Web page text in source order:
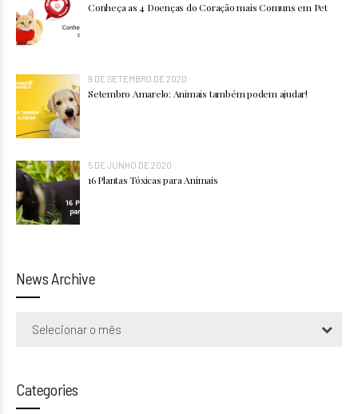
Conheça as 4 Doenças do Coração mais Comuns em Pet
9 DE SETEMBRO DE 2020
Setembro Amarelo: Animais também podem ajudar!
5 DE JUNHO DE 2020
16 Plantas Tóxicas para Animais
News Archive
Selecionar o mês
Categories